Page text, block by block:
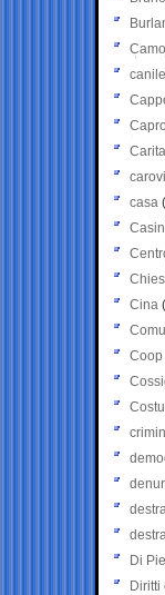
canile
casa
Cina
Coop
Di
Diritti